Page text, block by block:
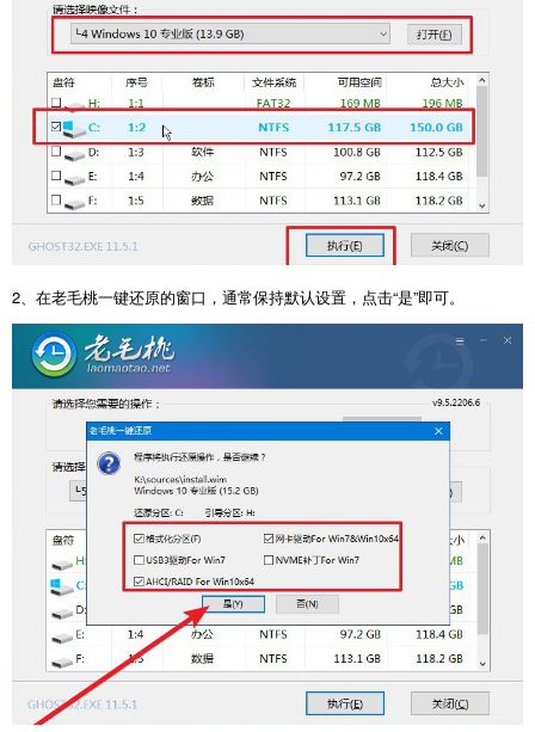
2、在老毛桃一键还原的窗口，通常保持默认设置，点击“是”即可。